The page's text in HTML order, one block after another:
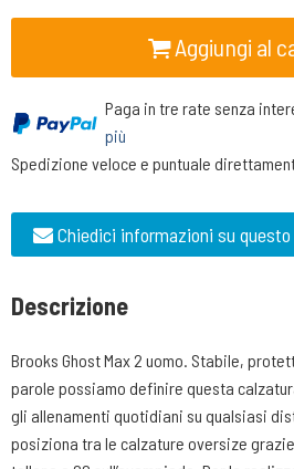
Aggiungi al
Paga in tre rate senza
più
Spedizione veloce e puntuale
Chiedici informazioni su
Descrizione
Brooks Ghost Max 2 uomo. Stabile,
parole possiamo definire questa
gli allenamenti quotidiani su qualsiasi
posiziona tra le calzature oversize